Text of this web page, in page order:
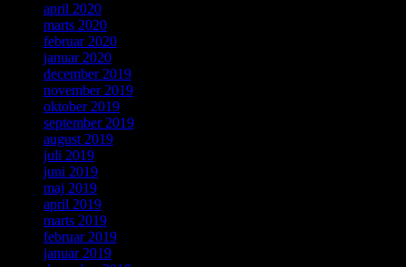
april 2020
marts 2020
februar 2020
januar 2020
december 2019
november 2019
oktober 2019
september 2019
august 2019
juli 2019
juni 2019
maj 2019
april 2019
marts 2019
februar 2019
januar 2019